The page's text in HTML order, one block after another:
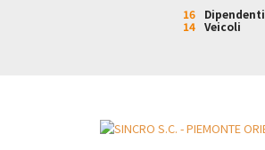
16
Dipendenti
14 Veicoli